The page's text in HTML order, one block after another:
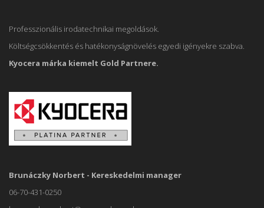
Professzionális irodatechnikai megoldások.
Költségcsökkentés és hatékonyságnövelés egyedi igényekre szabva.
Kyocera márka kiemelt Gold Partnere.
Brunáczky Norbert - Kereskedelmi manager
06-70-431-0250